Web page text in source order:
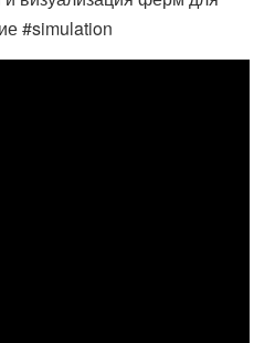
#simulation